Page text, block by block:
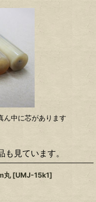
ん中に芯があります
見ています。
丸 [UMJ-15k1]